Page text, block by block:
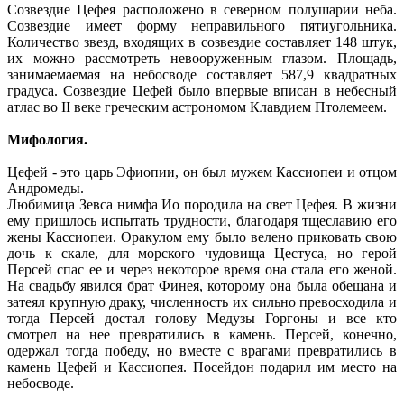
Созвездие Цефея расположено в северном полушарии неба.
Созвездие имеет форму неправильного пятиугольника.
Количество звезд, входящих в созвездие составляет 148 штук,
их можно рассмотреть невооруженным глазом. Площадь,
занимаемаемая на небосводе составляет 587,9 квадратных
градуса. Созвездие Цефей было впервые вписан в небесный
атлас во II веке греческим астрономом Клавдием Птолемеем.
Мифология.
Цефей - это царь Эфиопии, он был мужем Кассиопеи и отцом
Андромеды.
Любимица Зевса нимфа Ио породила на свет Цефея. В жизни
ему пришлось испытать трудности, благодаря тщеславию его
жены Кассиопеи. Оракулом ему было велено приковать свою
дочь к скале, для морского чудовища Цестуса, но герой
Персей спас ее и через некоторое время она стала его женой.
На свадьбу явился брат Финея, которому она была обещана и
затеял крупную драку, численность их сильно превосходила и
тогда Персей достал голову Медузы Горгоны и все кто
смотрел на нее превратились в камень. Персей, конечно,
одержал тогда победу, но вместе с врагами превратились в
камень Цефей и Кассиопея. Посейдон подарил им место на
небосводе.